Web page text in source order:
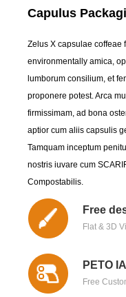
Capulus
Zelus X capsulae coffeae
environmentally amica,
lumborum consilium, et
proponere potest. Arca
firmissimam, ad bona
aptior cum aliis capsulis
Tamquam inceptum
nostris iuvare cum
Compostabilis.
Free
Flat & 3D
PETO
Free